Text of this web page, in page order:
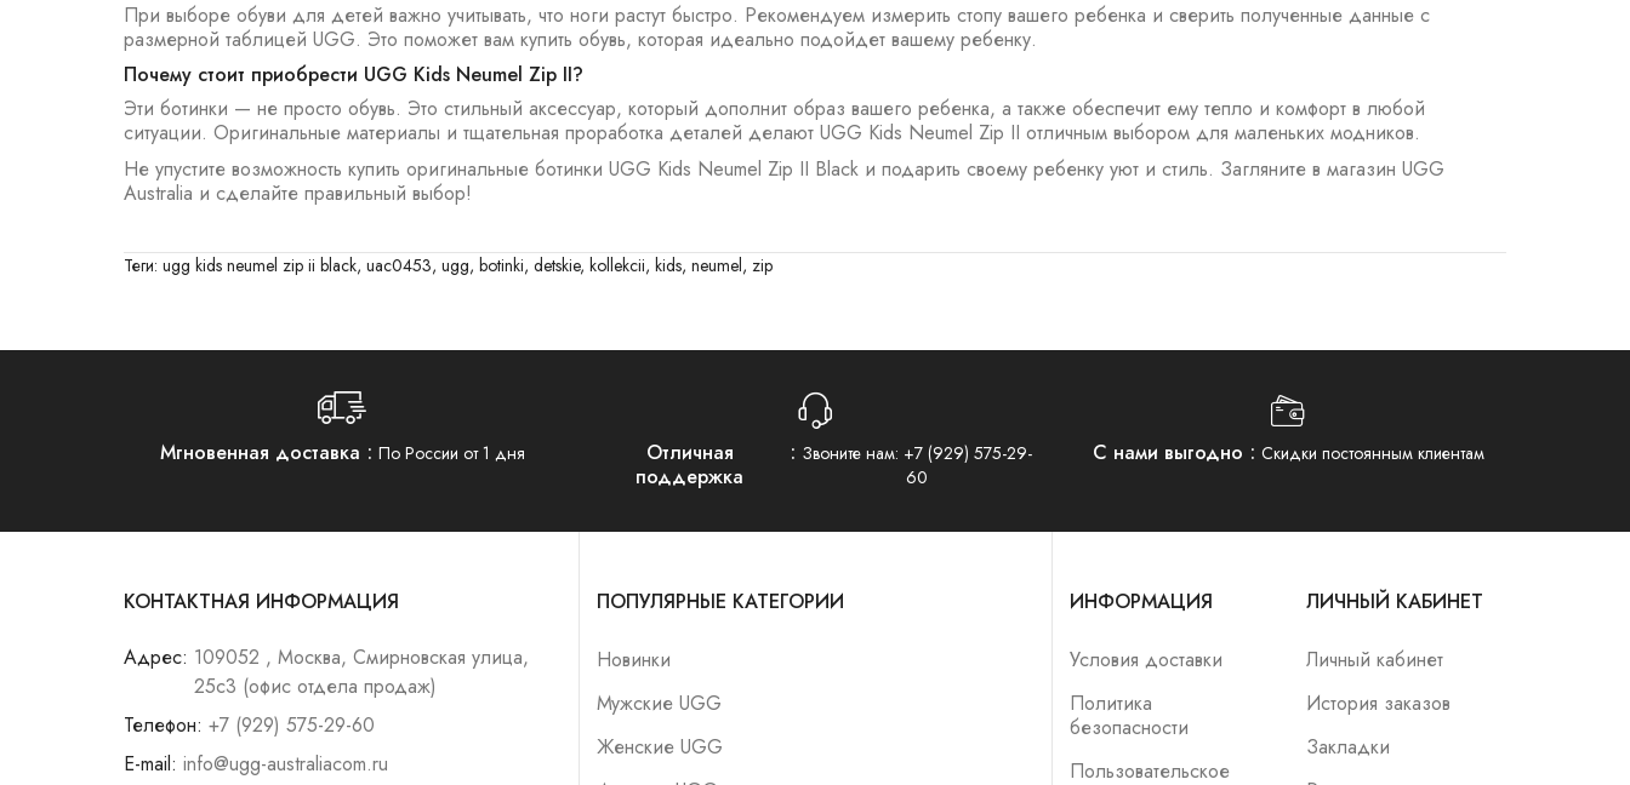
При выборе обуви для детей важно учитывать, что ноги растут быстро. Рекомендуем измерить стопу вашего ребенка и сверить полученные данные с
размерной таблицей UGG. Это поможет вам купить обувь, которая идеально подойдет вашему ребенку.
Почему стоит приобрести UGG Kids Neumel Zip II?
Эти ботинки — не просто обувь. Это стильный аксессуар, который дополнит образ вашего ребенка, а также обеспечит ему тепло и комфорт в любой
ситуации. Оригинальные материалы и тщательная проработка деталей делают UGG Kids Neumel Zip II отличным выбором для маленьких модников.
Не упустите возможность купить оригинальные ботинки UGG Kids Neumel Zip II Black и подарить своему ребенку уют и стиль. Загляните в магазин UGG
Australia и сделайте правильный выбор!
Теги: ugg kids neumel zip ii black, uac0453, ugg, botinki, detskie, kollekcii, kids, neumel, zip
Мгновенная доставка По России от 1 дня
Отличная
поддержка
Звоните нам: +7 (929) 575-29-
60
С нами выгодно Скидки постоянным клиентам
КОНТАКТНАЯ ИНФОРМАЦИЯ
Адрес: 109052 , Москва, Смирновская улица,
25с3 (офис отдела продаж)
Телефон: +7 (929) 575-29-60
E-mail: info@ugg-australiacom.ru
ПОПУЛЯРНЫЕ КАТЕГОРИИ
Новинки
Мужские UGG
Женские UGG
ИНФОРМАЦИЯ
Условия доставки
Политика
безопасности
Пользовательское
ЛИЧНЫЙ КАБИНЕТ
Личный кабинет
История заказов
Закладки